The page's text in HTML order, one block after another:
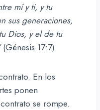
mí y ti, y tu
sus generaciones,
Dios, y el de tu
(Génesis 17:7)
En los
ponen
se rompe.